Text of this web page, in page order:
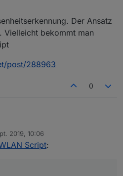
perfect !
Der Ansatz
Vielleicht bekommt man
post/288963
0
Der
interessant. Vielleicht bekommt
2019, 10:06
Script: